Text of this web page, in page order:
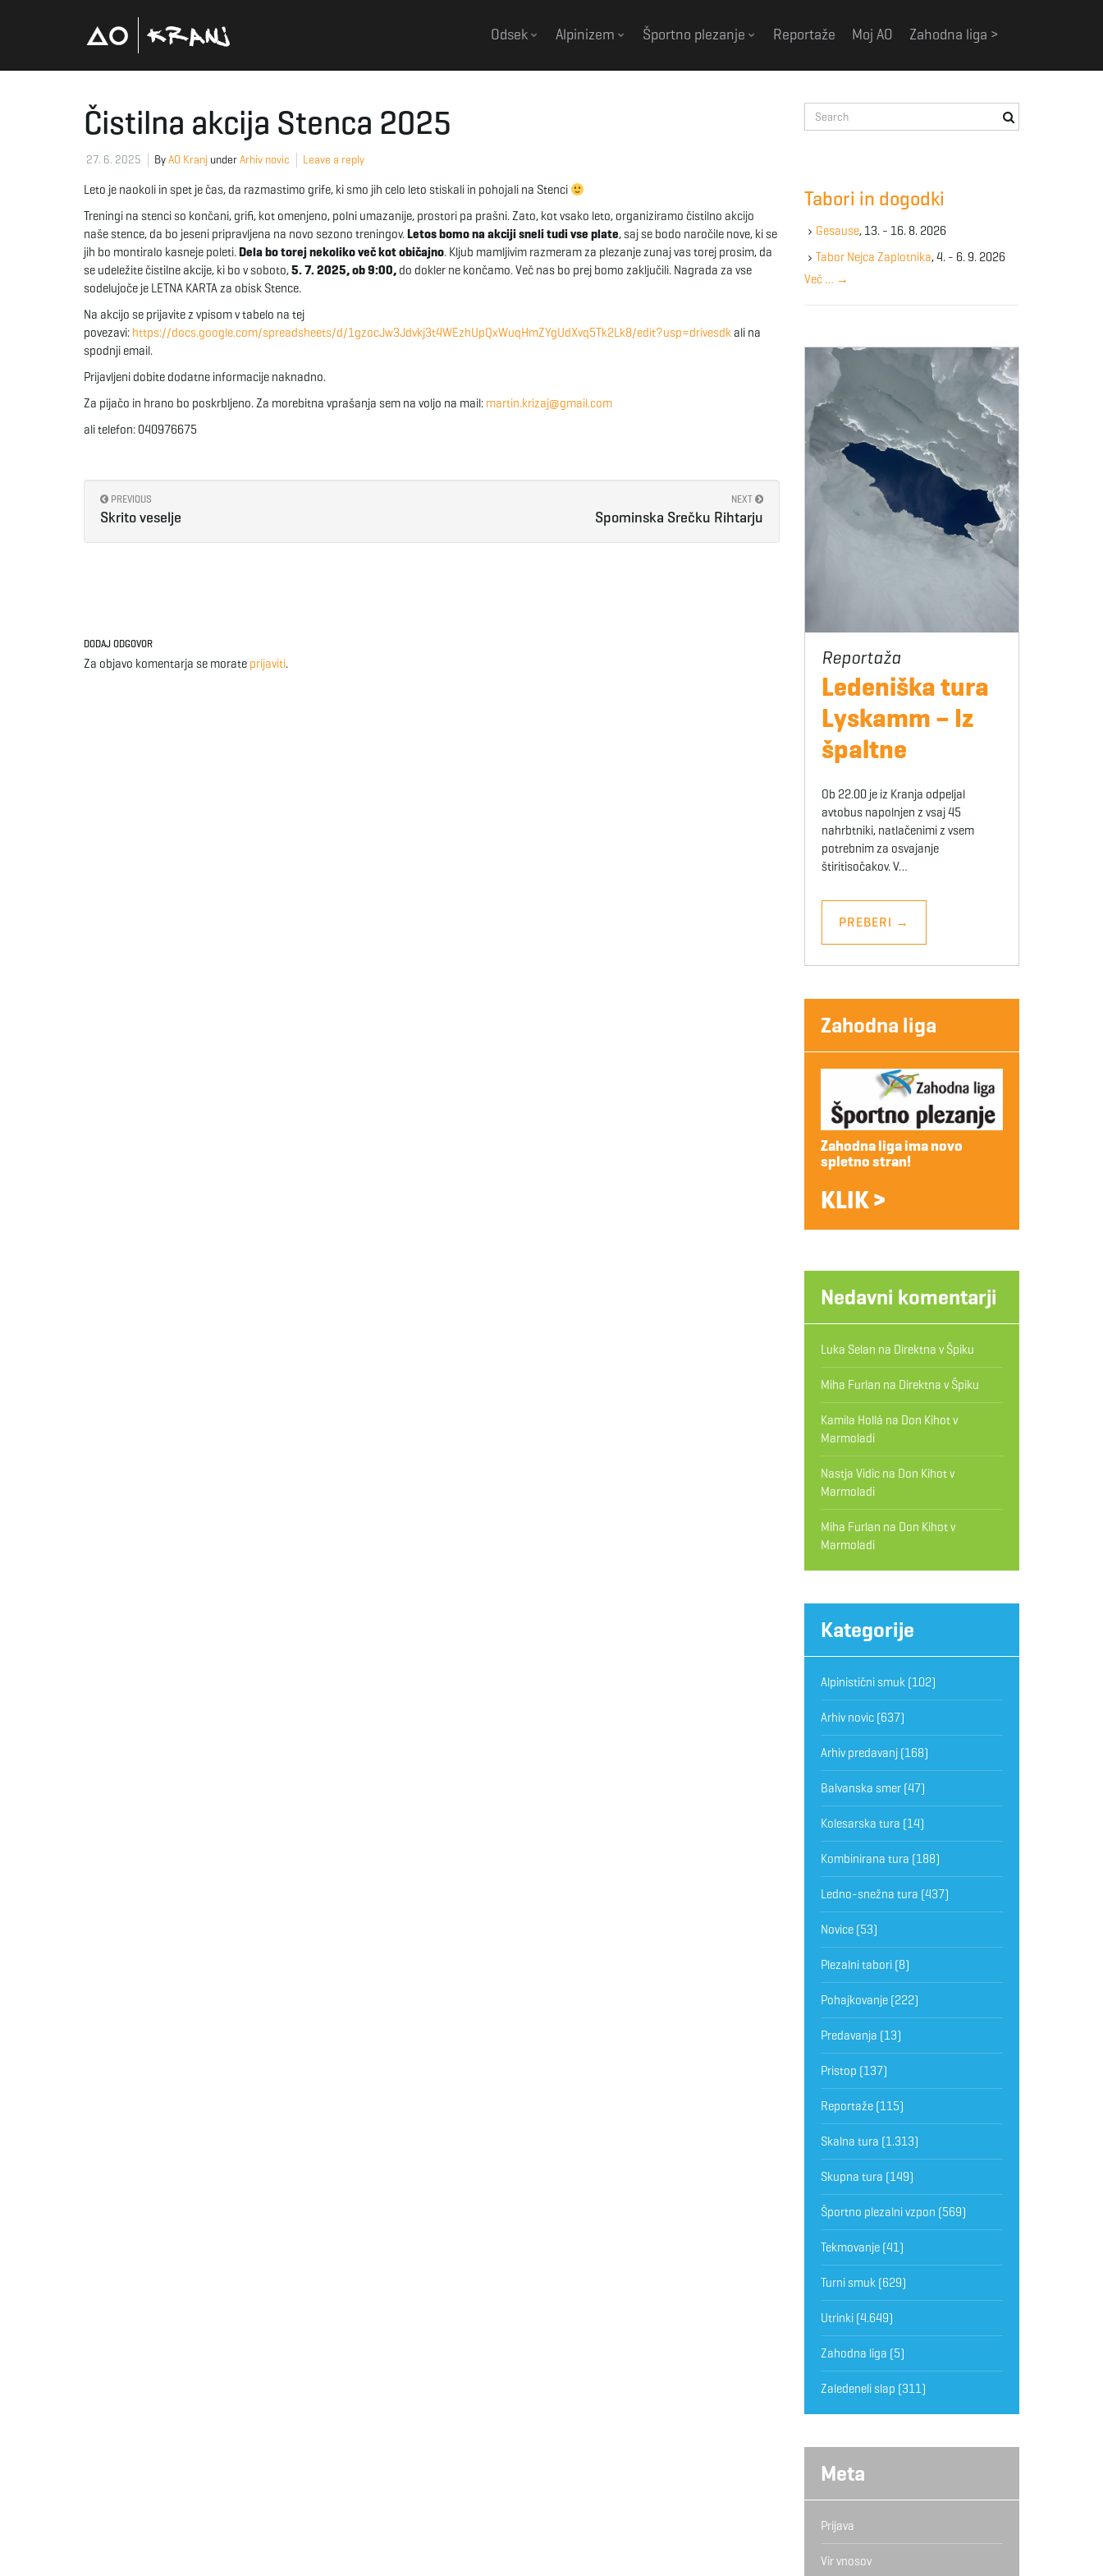
Odsek Alpinizem Športno plezanje Reportaže Moj AO Zahodna liga >
Čistilna akcija Stenca 2025
27. 6. 2025 ByAO Kranj underArhiv novic Leave a reply
Leto je naokoli in spet je čas, da razmastimo grife, ki smo jih celo leto stiskali in pohojali na Stenci
Treningi na stenci so končani, grifi, kot omenjeno, polni umazanije, prostori pa prašni. Zato, kot vsako leto, organiziramo čistilno akcijo
naše stence, da bo jeseni pripravljena na novo sezono treningov.Letos bomo na akciji sneli tudi vse plate, saj se bodo naročile nove, ki se
jih bo montiralo kasneje poleti.Dela bo torej nekoliko več kot običajno. Kljub mamljivim razmeram za plezanje zunaj vas torej prosim, da
se udeležite čistilne akcije, ki bo v soboto,5. 7. 2025, ob 9:00, do dokler ne končamo. Več nas bo prej bomo zaključili. Nagrada za vse
sodelujoče je LETNA KARTA za obisk Stence.
Na akcijo se prijavite z vpisom v tabelo na tej
povezavi: https://docs.google.com/spreadsheets/d/1gzocJw3Jdvkj3t4WEzhUpQxWuqHmZYgUdXvq5Tk2Lk8/edit?usp=drivesdk ali na
spodnji email.
Prijavljeni dobite dodatne informacije naknadno.
Za pijačo in hrano bo poskrbljeno. Za morebitna vprašanja sem na voljo na mail: martin.krizaj@gmail.com
ali telefon: 040976675
PREVIOUS
Skrito veselje
NEXT
Spominska Srečku Rihtarju
DODAJ ODGOVOR
Za objavo komentarja se morate prijaviti.
e
e
y
w
r
Tabori in dogodki
Gesause, 13. - 16. 8. 2026
Tabor Nejca Zaplotnika, 4. - 6. 9. 2026
Več … →
Ledeniška tura
Lyskamm – Iz
špaltne
Ob 22.00 je iz Kranja odpeljal
avtobus napolnjen z vsaj 45
nahrbtniki, natlačenimi z vsem
potrebnim za osvajanje
štiritisočakov. V…
PREBERI →
Zahodna liga
Zahodna liga ima novo
spletno stran!
KLIK >
Nedavni komentarji
Luka Selan na Direktna v Špiku
Miha Furlan na Direktna v Špiku
Kamila Hollá na Don Kihot v
Marmoladi
Nastja Vidicna Don Kihot v
Marmoladi
Miha Furlan na Don Kihot v
Marmoladi
Kategorije
Alpinistični smuk(102)
Arhiv novic(637)
Arhiv predavanj(168)
Balvanska smer(47)
Kolesarska tura (14)
Kombinirana tura (188)
Ledno-snežna tura (437)
Novice(53)
Plezalni tabori(8)
Pohajkovanje(222)
Predavanja (13)
Pristop (137)
Reportaže(115)
Skalna tura (1.313)
Skupna tura (149)
Športno plezalni vzpon (569)
Tekmovanje(41)
Turni smuk(629)
Utrinki(4.649)
Zahodna liga (5)
Zaledeneli slap (311)
Meta
Prijava
Vir vnosov